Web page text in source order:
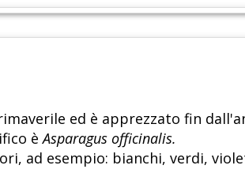
ed è apprezzato fin
èAsparagus officinalis.
ad esempio: bianchi, verdi,